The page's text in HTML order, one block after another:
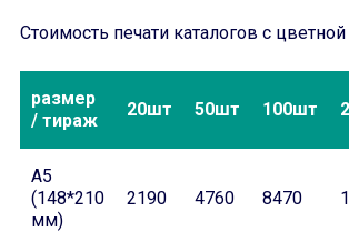
Стоимость печати каталогов с
размер
/ тираж
20шт 50шт 100шт
А5
(148*210
мм)
2190 4760 8470